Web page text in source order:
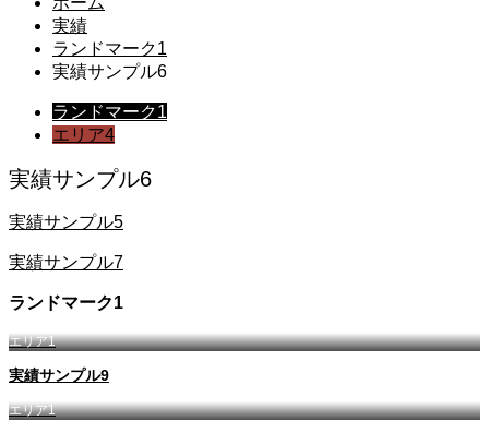
実績
ランドマーク1
実績サンプル6
ランドマーク1
エリア4
実績サンプル6
実績サンプル5
実績サンプル7
ランドマーク1
エリア1
実績サンプル9
エリア1